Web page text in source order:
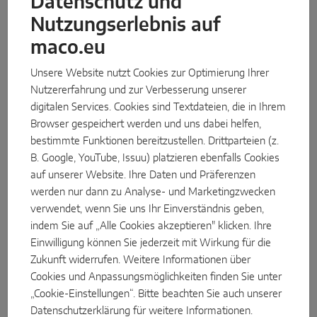
Parallel-Schiebe
Systemkomponenten
TÜRLÖSUNGEN
Instinct by MACO
MACO Protect M-TS
MACO Protect A-TS
Griffbetätigt
Zylinderbetätigt
Systemkomponenten
Neuer eCat ersetzt den TOM
Digitale Infos jederzeit verfügbar
Der neue eCat ersetzt den bisherigen TOM und bildet als
cloudbasierter Onlinekatalog das digitale Nachschlagewerk für
die gesamte MACO Produktpalette. Die Light-Version stellt frei
zugänglich alle Grundinformationen bereit – jederzeit und
überall abrufbar, mobil optimiert und einfach zu bedienen. Für
weiterführende Anforderungen steht die Pro-Version zur
Verfügung: Sie bietet zusätzliche Inhalte wie technische
Zeichnungen, Anwendungsinformationen, 6-Seiten-Ansichten,
Bohr- und Fräsbilder sowie Verarbeitungshinweise. Nach
Registrierung im MACO Partner Portal können diese Daten
direkt heruntergeladen und in Planung und Verarbeitung
integriert werden. Damit verbindet der eCat umfassende
Informationsvielfalt mit höchster Benutzerfreundlichkeit und
Effizienz.
Nutzungserlebnis auf
maco.eu
Unsere Website nutzt Cookies zur Optimierung Ihrer
Nutzererfahrung und zur Verbesserung unserer
digitalen Services. Cookies sind Textdateien, die in Ihrem
Browser gespeichert werden und uns dabei helfen,
bestimmte Funktionen bereitzustellen. Drittparteien (z.
B. Google, YouTube, Issuu) platzieren ebenfalls Cookies
auf unserer Website. Ihre Daten und Präferenzen
werden nur dann zu Analyse- und Marketingzwecken
verwendet, wenn Sie uns Ihr Einverständnis geben,
indem Sie auf „Alle Cookies akzeptieren" klicken. Ihre
Einwilligung können Sie jederzeit mit Wirkung für die
Zukunft widerrufen. Weitere Informationen über
Cookies und Anpassungsmöglichkeiten finden Sie unter
„Cookie-Einstellungen“. Bitte beachten Sie auch unserer
Datenschutzerklärung für weitere Informationen.